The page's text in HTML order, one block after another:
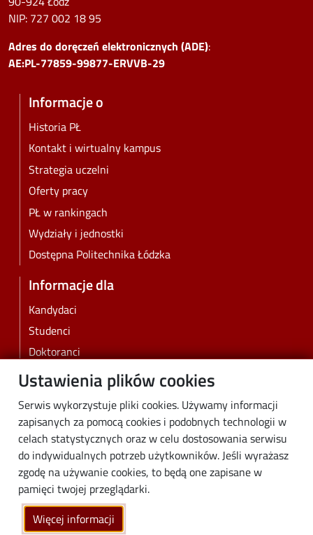
Ustawienia plików cookies
Serwis wykorzystuje pliki cookies. Używamy informacji
zapisanych za pomocą cookies i podobnych technologii w
celach statystycznych oraz w celu dostosowania serwisu
do indywidualnych potrzeb użytkowników. Jeśli wyrażasz
zgodę na używanie cookies, to będą one zapisane w
pamięci twojej przeglądarki.
Więcej informacji
NIP: 727 002 18 95
Adres do doręczeń elektronicznych (ADE):
AE:PL-77859-99877-ERVVB-29
Informacje o
Historia PŁ
Kontakt i wirtualny kampus
Strategia uczelni
Oferty pracy
PŁ w rankingach
Wydziały i jednostki
Dostępna Politechnika Łódzka
Informacje dla
Kandydaci
Studenci
Doktoranci
Pracownicy
Biznes
Media
Społeczność lokalna
Linki
Wikamp